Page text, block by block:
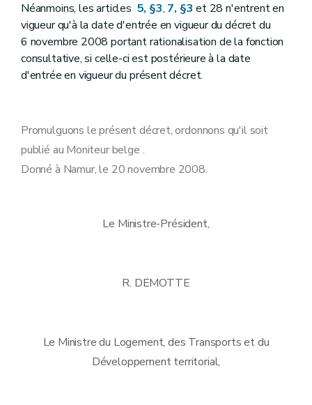
Néanmoins, les articles 5, §3, 7, §3 et 28 n'entrent en
vigueur qu'à la date d'entrée en vigueur du décret du
6 novembre 2008 portant rationalisation de la fonction
consultative, si celle-ci est postérieure à la date
d'entrée en vigueur du présent décret.
Promulguons le présent décret, ordonnons qu'il soit
publié au Moniteur belge .
Donné à Namur, le 20 novembre 2008.
Le Ministre-Président,
R. DEMOTTE
Le Ministre du Logement, des Transports et du
Développement territorial,